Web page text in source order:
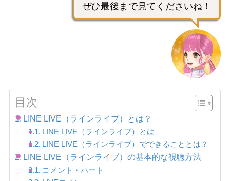
ぜひ最後まで見てくださいね！
目次
LINE LIVE（ラインライブ）とは？
LINE LIVE（ラインライブ）とは
LINE LIVE（ラインライブ）でできることとは？
LINE LIVE（ラインライブ）の基本的な視聴方法
コメント・ハート